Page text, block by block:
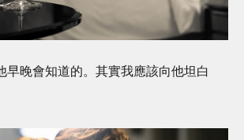
早晚會知道的。其實我應該向他坦白